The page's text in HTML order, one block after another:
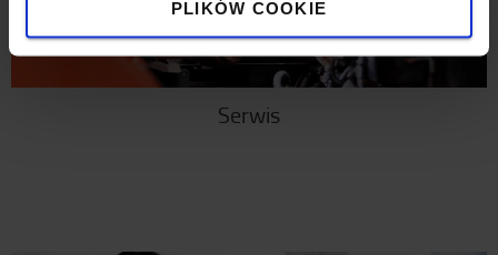
PLIKÓW COOKIE
Serwis